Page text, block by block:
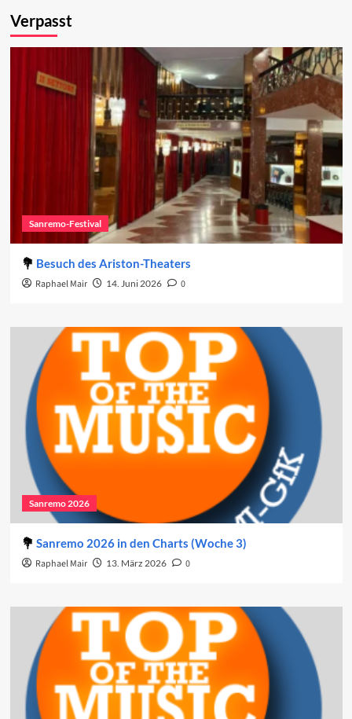
Verpasst
Sanremo-Festival
Besuch des Ariston-Theaters
Raphael Mair 14. Juni 2026 0
Sanremo 2026
Sanremo 2026 in den Charts (Woche 3)
Raphael Mair 13. März 2026 0